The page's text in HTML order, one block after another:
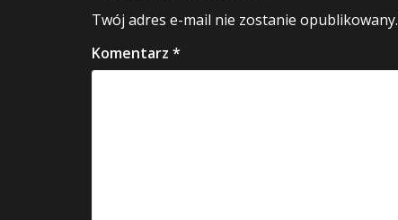
Twój adres e-mail nie zostanie opublikowany.
Komentarz *